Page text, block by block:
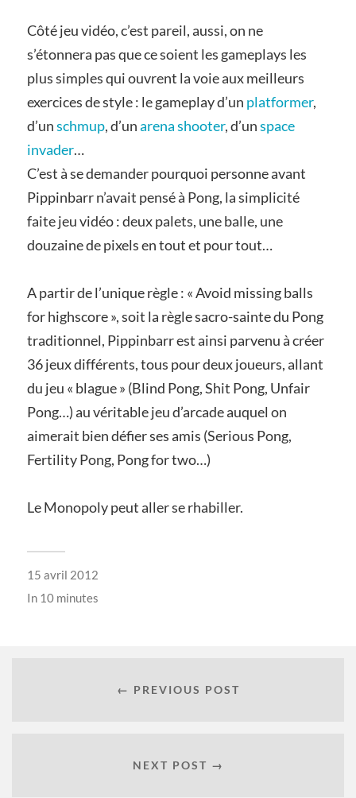
Côté jeu vidéo, c’est pareil, aussi, on ne
s’étonnera pas que ce soient les gameplays les
plus simples qui ouvrent la voie aux meilleurs
exercices de style : le gameplay d’un platformer,
d’unschmup, d’unarena shooter, d’unspace
invader…
C’est à se demander pourquoi personne avant
Pippinbarr n’avait pensé à Pong, la simplicité
faite jeu vidéo : deux palets, une balle, une
douzaine de pixels en tout et pour tout…
A partir de l’unique règle : « Avoid missing balls
for highscore », soit la règle sacro-sainte du Pong
traditionnel, Pippinbarr est ainsi parvenu à créer
36 jeux différents, tous pour deux joueurs, allant
du jeu « blague » (Blind Pong, Shit Pong, Unfair
Pong…) au véritable jeu d’arcade auquel on
aimerait bien défier ses amis (Serious Pong,
Fertility Pong, Pong for two…)
Le Monopoly peut aller se rhabiller.
15 avril 2012
In 10 minutes
← PREVIOUS POST
NEXT POST →